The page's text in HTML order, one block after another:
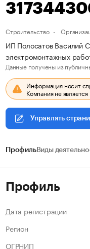
Строительство
ИП Полосатов Василий
электромонтажных
Данные получены из
Информация носит
Компания не
Управлять
ПрофильВиды
Профиль
Дата регистрации
Регион
ОГРНИП